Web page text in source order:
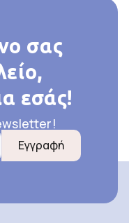
σας
εσάς!
Εγγραφή